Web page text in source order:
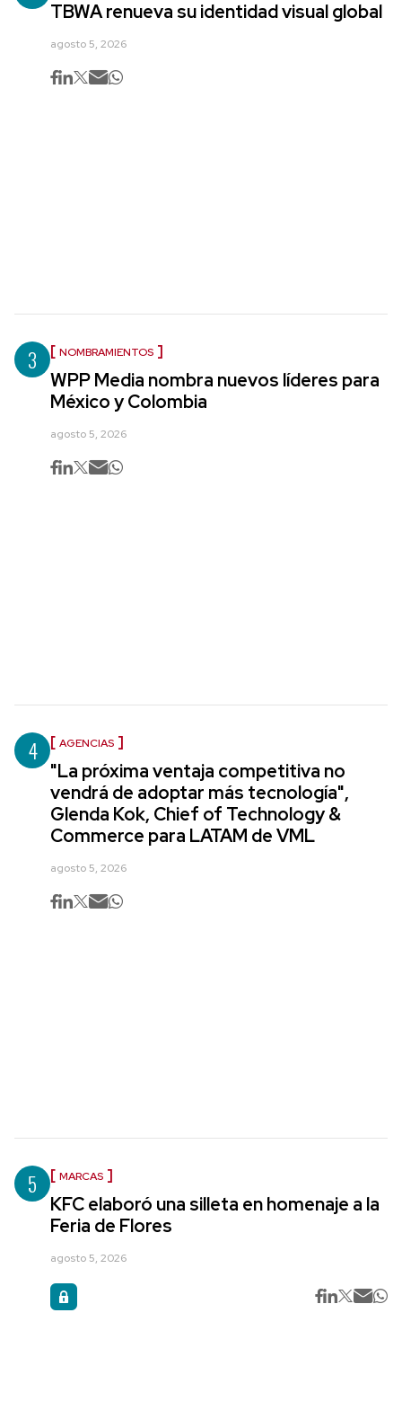
TBWA renueva su identidad visual global
agosto 5, 2026
3 NOMBRAMIENTOS
WPP Media nombra nuevos líderes para
México y Colombia
agosto 5, 2026
4 AGENCIAS
"La próxima ventaja competitiva no
vendrá de adoptar más tecnología",
Glenda Kok, Chief of Technology &
Commerce para LATAM de VML
agosto 5, 2026
5 MARCAS
KFC elaboró una silleta en homenaje a la
Feria de Flores
agosto 5, 2026